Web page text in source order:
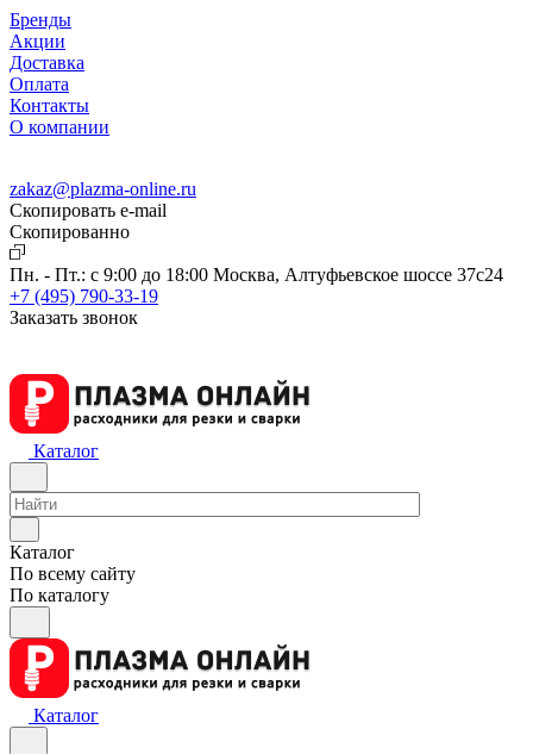
Бренды
Акции
Доставка
Оплата
Контакты
О компании
zakaz@plazma-online.ru
Скопировать e-mail
Cкопированно
Пн. - Пт.: с 9:00 до 18:00 Москва, Алтуфьевское шоссе 37с24
+7 (495) 790-33-19
Заказать звонок
Каталог
Каталог
По всему сайту
По каталогу
Каталог